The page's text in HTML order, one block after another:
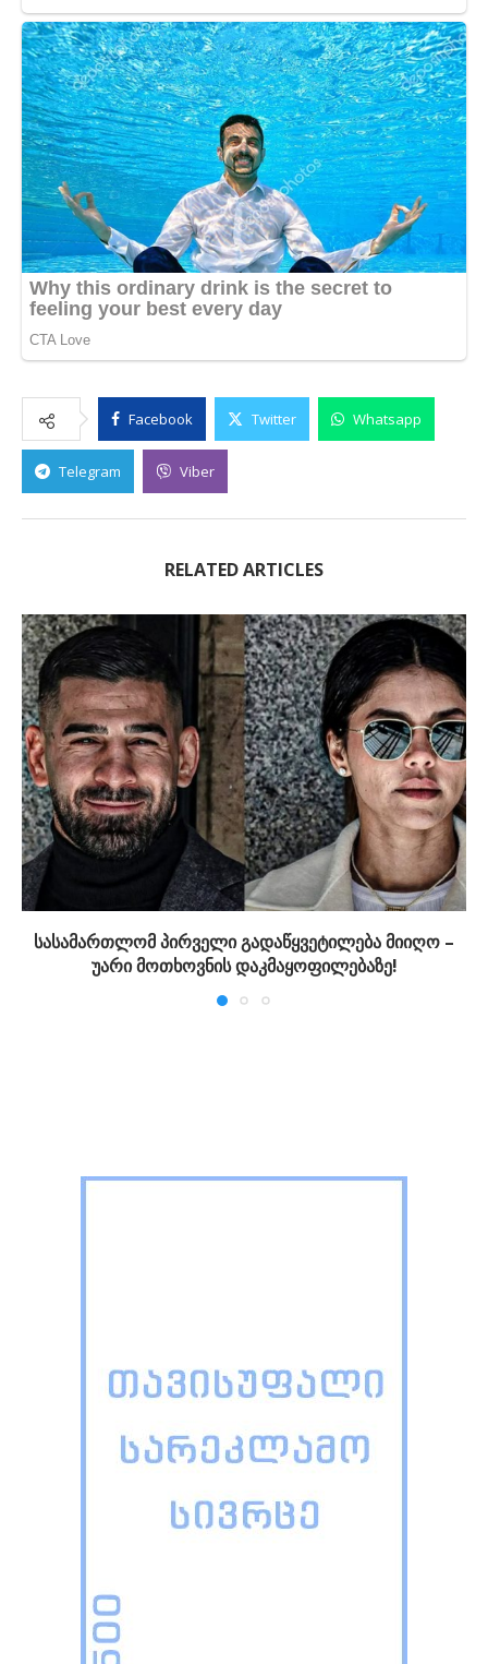
Facebook Twitter Whatsapp
Telegram Viber
RELATED ARTICLES
სასამართლომ პირველი გადაწყვეტილება მიიღო –
უარი მოთხოვნის დაკმაყოფილებაზე!